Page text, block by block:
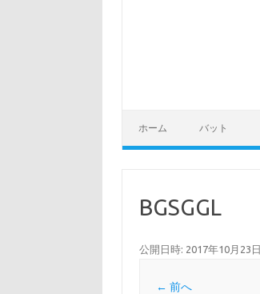
ホーム バット
BGSGGL
公開日時: 2017年10月23日
← 前へ